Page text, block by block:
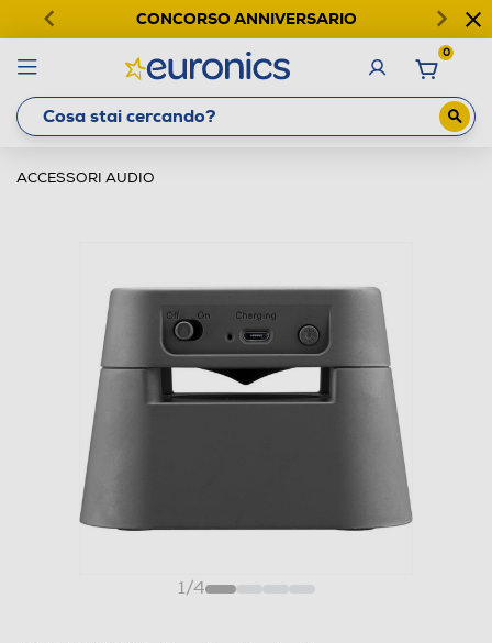
CONCORSO ANNIVERSARIO
0
ACCESSORI AUDIO
1/4